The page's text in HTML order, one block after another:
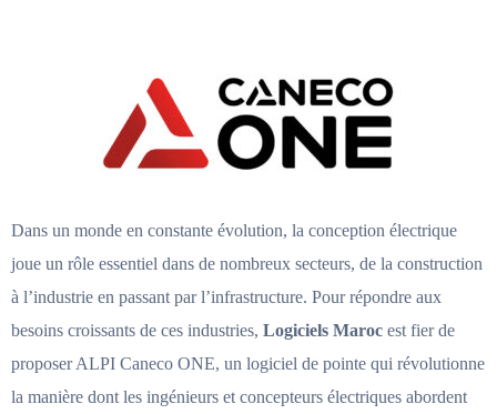
Dans un monde en constante évolution, la conception électrique
joue un rôle essentiel dans de nombreux secteurs, de la construction
à l’industrie en passant par l’infrastructure. Pour répondre aux
besoins croissants de ces industries, Logiciels Maroc est fier de
proposer ALPI Caneco ONE, un logiciel de pointe qui révolutionne
la manière dont les ingénieurs et concepteurs électriques abordent